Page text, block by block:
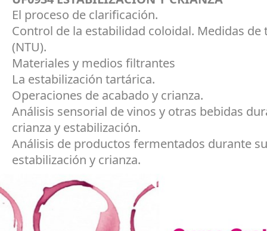
El proceso de clarificación.
Control de la estabilidad coloidal. Medidas de
(NTU).
Materiales y medios filtrantes
La estabilización tartárica.
Operaciones de acabado y crianza.
Análisis sensorial de vinos y otras bebidas
crianza y estabilización.
Análisis de productos fermentados durante su
estabilización y crianza.